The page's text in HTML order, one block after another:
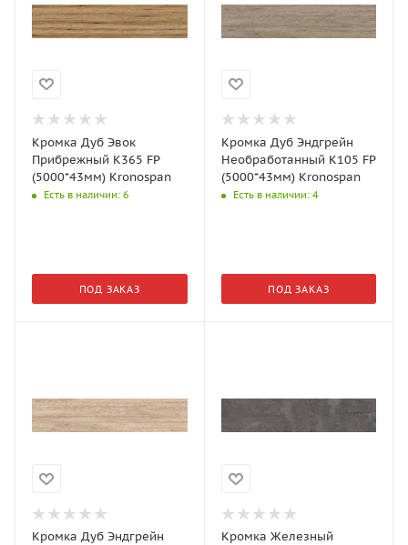
Кромка Дуб Эвок
Прибрежный K365 FP
(5000*43мм) Kronospan
Есть в наличии: 6
ПОД ЗАКАЗ
Кромка Дуб Эндгрейн
Необработанный K105 FP
(5000*43мм) Kronospan
Есть в наличии: 4
ПОД ЗАКАЗ
Кромка Дуб Эндгрейн
Кромка Железный